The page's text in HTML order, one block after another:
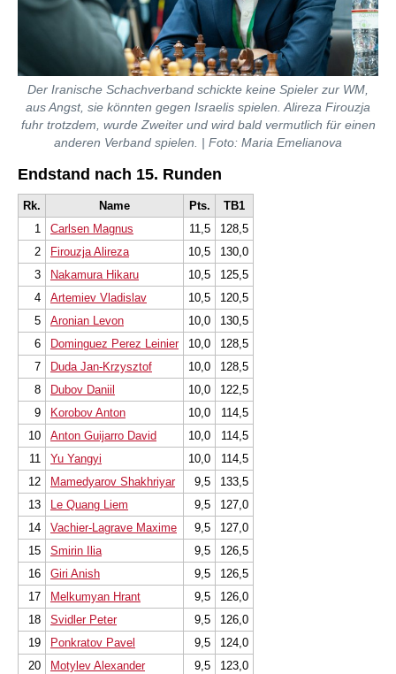
Der Iranische Schachverband schickte keine Spieler zur WM,
aus Angst, sie könnten gegen Israelis spielen. Alireza Firouzja
fuhr trotzdem, wurde Zweiter und wird bald vermutlich für einen
anderen Verband spielen. | Foto: Maria Emelianova
Endstand nach 15. Runden
Rk. Name Pts.
TB1
1
Carlsen Magnus 11,5
128,5
2
Firouzja Alireza 10,5
130,0
3
Nakamura Hikaru 10,5
125,5
4
Artemiev Vladislav 10,5
120,5
5
Aronian Levon 10,0
130,5
6
Dominguez Perez Leinier 10,0
128,5
7
Duda Jan-Krzysztof 10,0
128,5
8
Dubov Daniil 10,0
122,5
9
Korobov Anton 10,0
114,5
10
Anton Guijarro David 10,0
114,5
11
Yu Yangyi 10,0
114,5
12
Mamedyarov Shakhriyar 9,5
133,5
13
Le Quang Liem 9,5
127,0
14
Vachier-Lagrave Maxime 9,5
127,0
15
Smirin Ilia 9,5
126,5
16
Giri Anish 9,5
126,5
17
Melkumyan Hrant 9,5
126,0
18
Svidler Peter 9,5
126,0
19
Ponkratov Pavel 9,5
124,0
20
Motylev Alexander 9,5
123,0